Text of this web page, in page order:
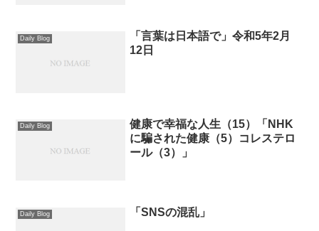
Daily Blog
「言葉は日本語で」令和5年2月
12日
Daily Blog
健康で幸福な人生（15）「NHK
に騙された健康（5）コレステロ
ール（3）」
Daily Blog 「SNSの混乱」